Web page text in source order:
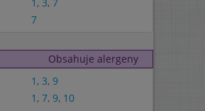
7
Obsahuje alergeny
1 , 3, 9
1 , 7, 9, 10